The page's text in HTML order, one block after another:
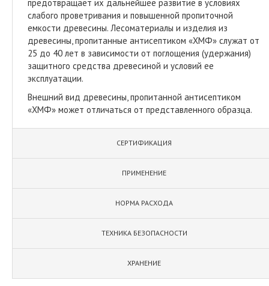
предотвращает их дальнейшее развитие в условиях
слабого проветривания и повышенной пропиточной
емкости древесины. Лесоматериалы и изделия из
древесины, пропитанные антисептиком «ХМФ» служат от
25 до 40 лет в зависимости от поглощения (удержания)
защитного средства древесиной и условий ее
эксплуатации.
Внешний вид древесины, пропитанной антисептиком
«ХМФ» может отличаться от представленного образца.
СЕРТИФИКАЦИЯ
ПРИМЕНЕНИЕ
НОРМА РАСХОДА
ТЕХНИКА БЕЗОПАСНОСТИ
ХРАНЕНИЕ